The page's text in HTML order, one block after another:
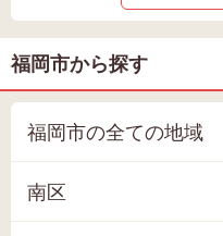
福岡市から探す
福岡市の全ての地域
南区